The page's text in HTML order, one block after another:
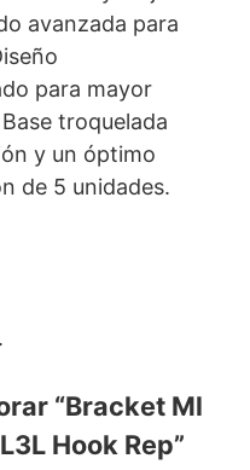
avanzada para
para mayor
troquelada
y un óptimo
de 5 unidades.
“Bracket Ml
Hook Rep”